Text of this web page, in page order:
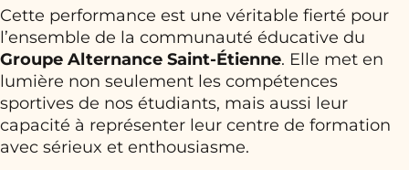
Cette performance est une véritable fierté pour
l’ensemble de la communauté éducative du
Groupe Alternance Saint-Étienne. Elle met en
lumière non seulement les compétences
sportives de nos étudiants, mais aussi leur
capacité à représenter leur centre de formation
avec sérieux et enthousiasme.